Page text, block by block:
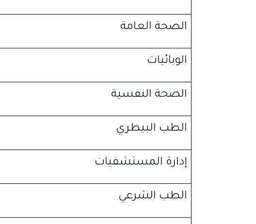
الصحة العامة
الوبائيات
الصحة النفسية
الطب البيطري
إدارة المستشفيات
الطب الشرعي